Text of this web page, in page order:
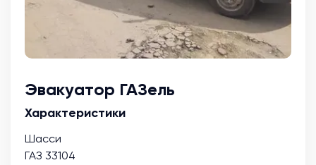
Эвакуатор ГАЗель
Характеристики
Шасси
ГАЗ 33104